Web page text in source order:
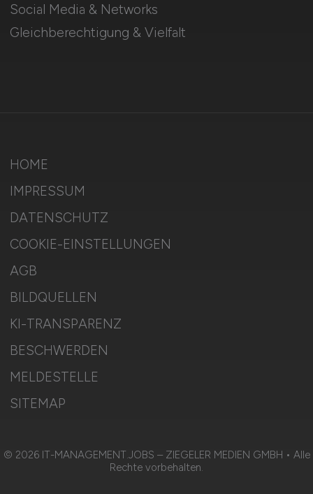
Social Media & Networks
Gleichberechtigung & Vielfalt
HOME
IMPRESSUM
DATENSCHUTZ
COOKIE-EINSTELLUNGEN
AGB
BILDQUELLEN
KI-TRANSPARENZ
BESCHWERDEN
MELDESTELLE
SITEMAP
© 2026 IT-MANAGEMENT.JOBS – ZIEGELER MEDIEN GMBH • Alle
Rechte vorbehalten.